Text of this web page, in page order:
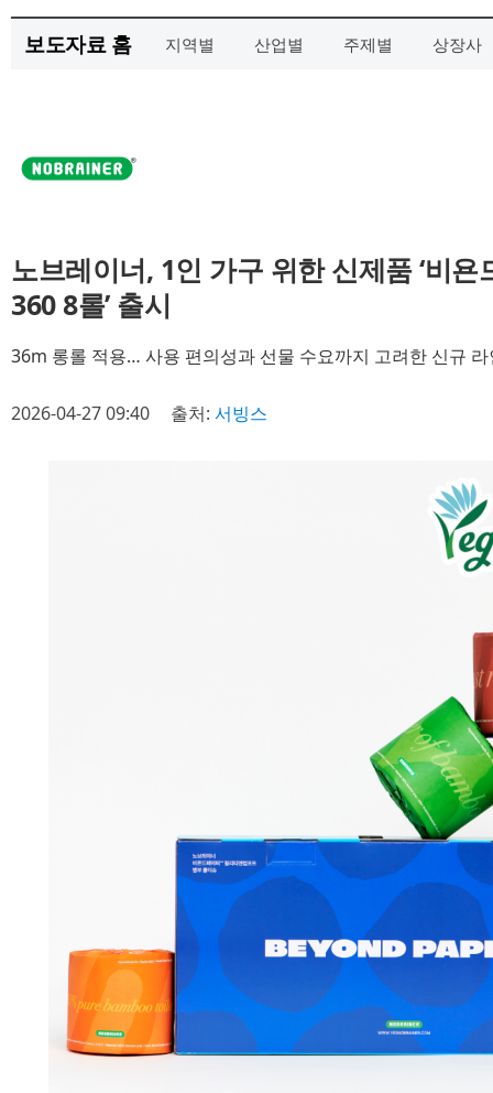
보도자료 홈 지역별 산업별 주제별 상장사
노브레이너, 1인 가구 위한 신제품 ‘비
360 8롤’ 출시
36m 롱롤 적용… 사용 편의성과 선물 수요까지 고려한 신규
2026-04-27 09:40 출처: 서빙스